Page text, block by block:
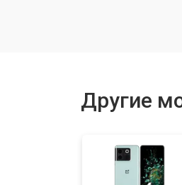
Замена
Другие